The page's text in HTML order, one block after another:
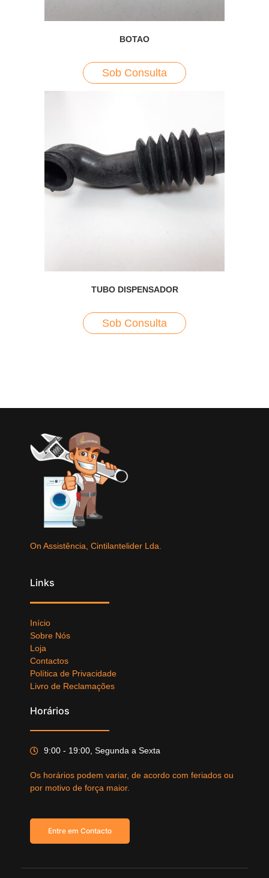
BOTAO
Sob Consulta
TUBO DISPENSADOR
Sob Consulta
On Assistência, Cintilantelider Lda.
Links
Início
Sobre Nós
Loja
Contactos
Política de Privacidade
Livro de Reclamações
Horários
9:00 - 19:00, Segunda a Sexta
Os horários podem variar, de acordo com feriados ou
por motivo de força maior.
Entre em Contacto